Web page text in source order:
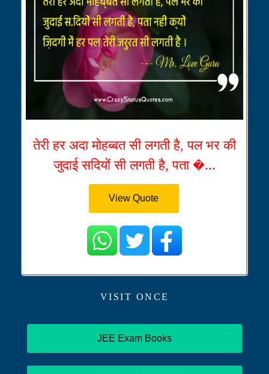
तेरी हर अदा मोहब्बत सी लगती है, पल भर की
जुदाई सदियों सी लगती है, पता �...
View Quote
VISIT ONCE
JEE Exam Books